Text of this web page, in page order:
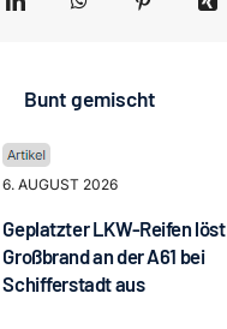
Bunt gemischt
6. AUGUST 2026
Geplatzter LKW-Reifen löst
Großbrand an der A61 bei
Schifferstadt aus